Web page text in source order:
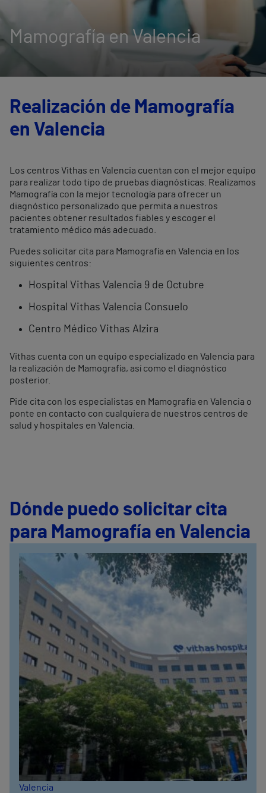
Mamografía en Valencia
Realización de Mamografía
en Valencia
Los centros Vithas en Valencia cuentan con el mejor equipo
para realizar todo tipo de pruebas diagnósticas. Realizamos
Mamografía con la mejor tecnología para ofrecer un
diagnóstico personalizado que permita a nuestros
pacientes obtener resultados fiables y escoger el
tratamiento médico más adecuado.
Puedes solicitar cita para Mamografía en Valencia en los
siguientes centros:
Hospital Vithas Valencia 9 de Octubre
Hospital Vithas Valencia Consuelo
Centro Médico Vithas Alzira
Vithas cuenta con un equipo especializado en Valencia para
la realización de Mamografía, así como el diagnóstico
posterior.
Pide cita con los especialistas en Mamografía en Valencia o
ponte en contacto con cualquiera de nuestros centros de
salud y hospitales en Valencia.
Dónde puedo solicitar cita
para Mamografía en Valencia
Valencia